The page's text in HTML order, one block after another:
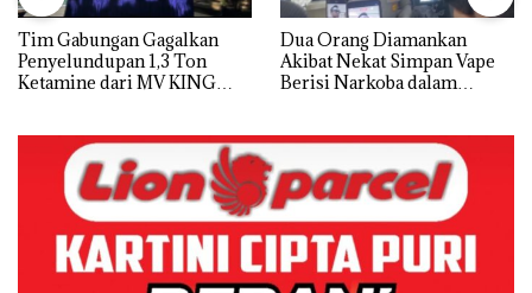
Tim Gabungan Gagalkan
Penyelundupan 1,3 Ton
Ketamine dari MV KING
Dua Orang Diamankan
Akibat Nekat Simpan Vape
Berisi Narkoba dalam